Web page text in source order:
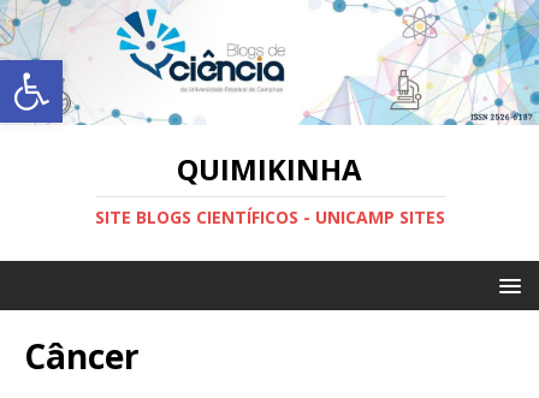
Abrir a barra de ferramentas
QUIMIKINHA
SITE BLOGS CIENTÍFICOS - UNICAMP SITES
Câncer